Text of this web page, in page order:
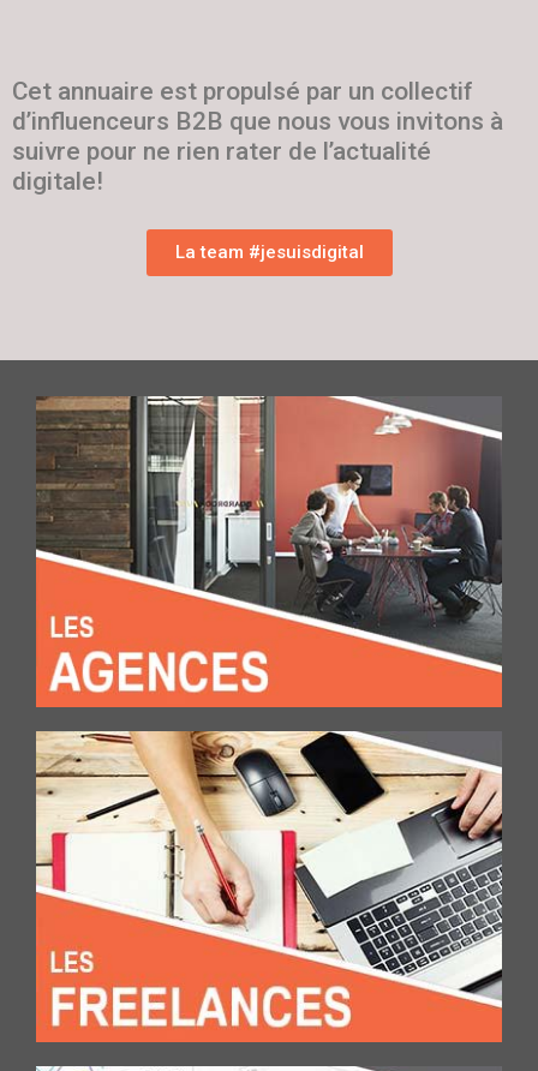
Cet annuaire est propulsé par un collectif
d’influenceurs B2B que nous vous invitons à
suivre pour ne rien rater de l’actualité
digitale!
La team #jesuisdigital